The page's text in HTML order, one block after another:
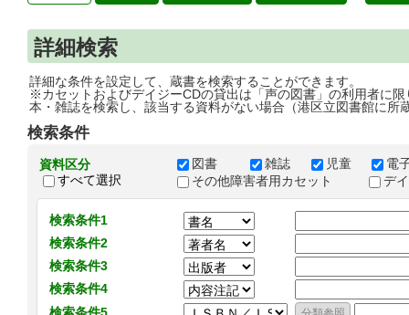
詳細検索
詳細な条件を設定して、蔵書を検索することができます。
※カセットおよびデイジーCDの貸出は「声の図書」の利用者に限
本・雑誌を検索し、該当する資料がない場合（港区立図書館に所
検索条件
資料区分
すべて選択
図書 雑誌 児童
電
その他障害者用カセット
デ
検索条件1
検索条件2
検索条件3
検索条件4